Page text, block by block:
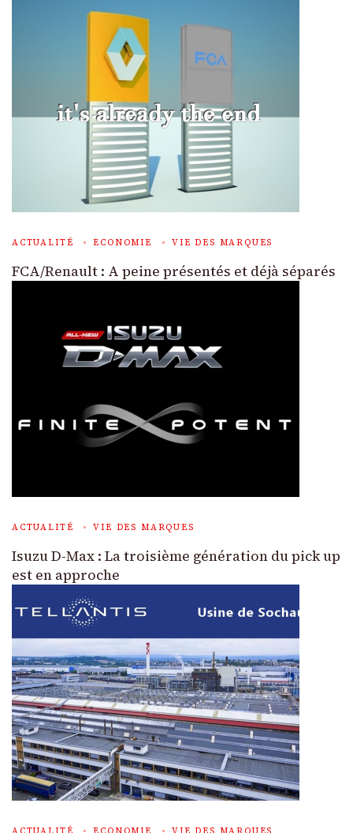
ACTUALITÉ ECONOMIE VIE DES MARQUES
FCA/Renault : A peine présentés et déjà séparés
ACTUALITÉ VIE DES MARQUES
Isuzu D-Max : La troisième génération du pick up
est en approche